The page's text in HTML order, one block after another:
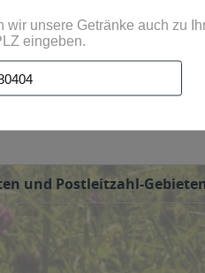
das in 0,5 Liter Glasflaschen
Sie diese über unseren
und Postleitzahl-